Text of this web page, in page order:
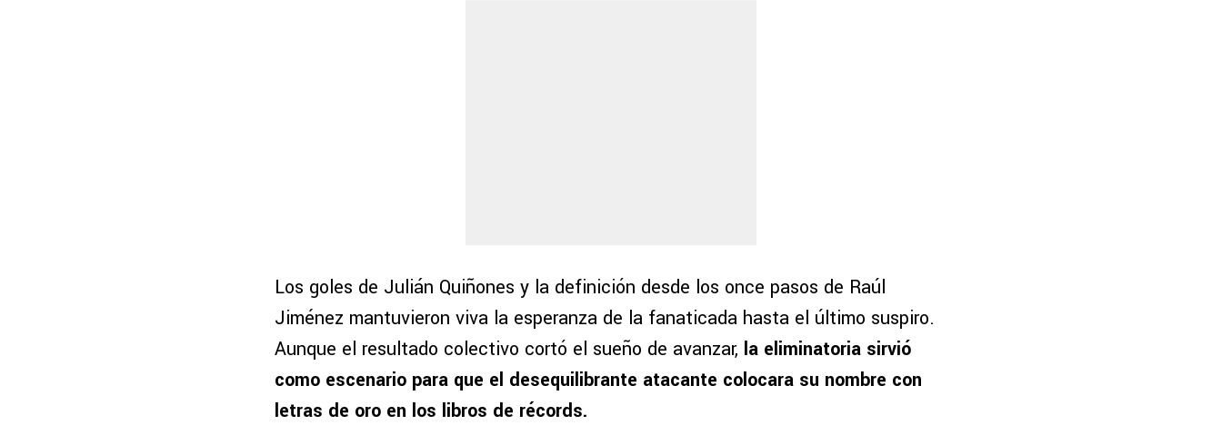
Los goles de Julián Quiñones y la definición desde los once pasos de Raúl
Jiménez mantuvieron viva la esperanza de la fanaticada hasta el último suspiro.
Aunque el resultado colectivo cortó el sueño de avanzar, la eliminatoria sirvió
como escenario para que el desequilibrante atacante colocara su nombre con
letras de oro en los libros de récords.